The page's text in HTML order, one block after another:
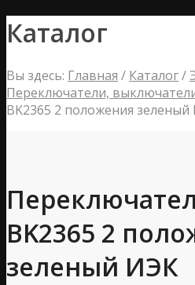
Каталог
Вы здесь: Главная / Каталог/
Переключатели,
BK2365 2 положения
BK2365 2
зеленый ИЭК